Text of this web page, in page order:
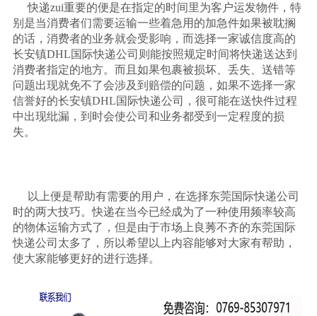
快递zui重要的便是在指定的时间里为客户运发物件，特
别是当消费者们需要运输一些着急用的加急件如果被耽搁
的话，消费者的业务就会受影响，而选择一家诚信度高的
长安镇DHL国际快递公司则能按照规定时间将快递送达到
消费者指定的地方。而且如果包裹被损坏、丢失、送错等
问题出现就免不了会涉及到赔偿的问题，如果不选择一家
信誉好的长安镇DHL国际快递公司，很可能在送快件过程
中出现纰漏，到时会使公司和业务都受到一定程度的损
失。
以上便是帮助有需要的用户，在选择东莞国际快递公司
时的两大技巧。快递在当今已经成为了一种使用频率较高
的物体运输方式了，但是由于市场上良莠不齐的东莞国际
快递公司太多了，所以希望以上内容能够对大家有帮助，
使大家能够更好的进行选择。